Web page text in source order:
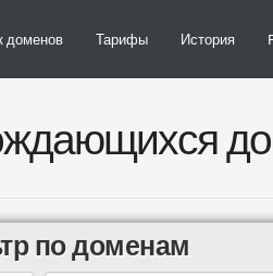
доменов Тарифы История
по доменам